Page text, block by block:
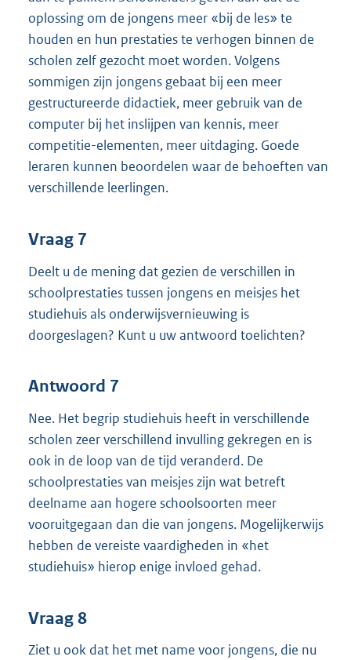
oplossing om de jongens meer «bij de les» te
houden en hun prestaties te verhogen binnen de
scholen zelf gezocht moet worden. Volgens
sommigen zijn jongens gebaat bij een meer
gestructureerde didactiek, meer gebruik van de
computer bij het inslijpen van kennis, meer
competitie-elementen, meer uitdaging. Goede
leraren kunnen beoordelen waar de behoeften van
verschillende leerlingen.
Vraag 7
Deelt u de mening dat gezien de verschillen in
schoolprestaties tussen jongens en meisjes het
studiehuis als onderwijsvernieuwing is
doorgeslagen? Kunt u uw antwoord toelichten?
Antwoord 7
Nee. Het begrip studiehuis heeft in verschillende
scholen zeer verschillend invulling gekregen en is
ook in de loop van de tijd veranderd. De
schoolprestaties van meisjes zijn wat betreft
deelname aan hogere schoolsoorten meer
vooruitgegaan dan die van jongens. Mogelijkerwijs
hebben de vereiste vaardigheden in «het
studiehuis» hierop enige invloed gehad.
Vraag 8
Ziet u ook dat het met name voor jongens, die nu